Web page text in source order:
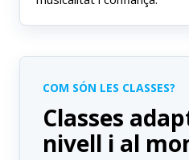
COM SÓN LES CLASSES?
Classes
nivell i al